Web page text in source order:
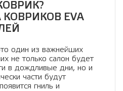
EVA
один из важнейших
не только салон будет
в дождливые дни, но и
части будут
гниль и